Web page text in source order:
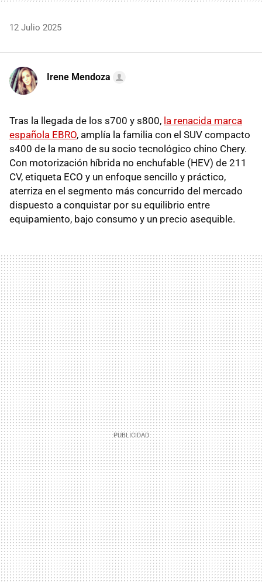
12 Julio 2025
Irene Mendoza
Tras la llegada de los s700 y s800, la renacida marca
española EBRO, amplía la familia con el SUV compacto
s400 de la mano de su socio tecnológico chino Chery.
Con motorización híbrida no enchufable (HEV) de 211
CV, etiqueta ECO y un enfoque sencillo y práctico,
aterriza en el segmento más concurrido del mercado
dispuesto a conquistar por su equilibrio entre
equipamiento, bajo consumo y un precio asequible.